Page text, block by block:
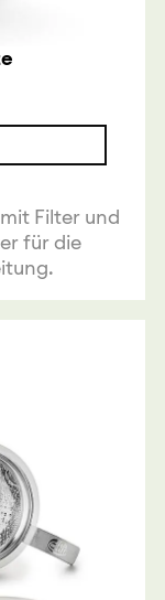
Filter und
für die